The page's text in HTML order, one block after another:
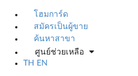
โฮมการ์ด
สมัครเป็นผู้ขาย
ค้นหาสาขา
ศูนย์ช่วยเหลือ
TH
EN